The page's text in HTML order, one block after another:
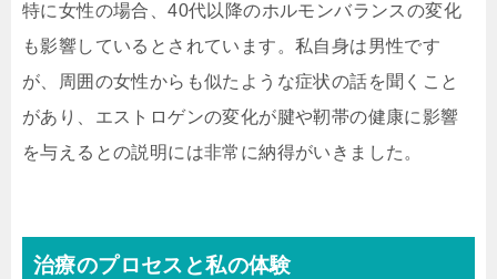
特に女性の場合、40代以降のホルモンバランスの変化
も影響しているとされています。私自身は男性です
が、周囲の女性からも似たような症状の話を聞くこと
があり、エストロゲンの変化が腱や靭帯の健康に影響
を与えるとの説明には非常に納得がいきました。
治療のプロセスと私の体験